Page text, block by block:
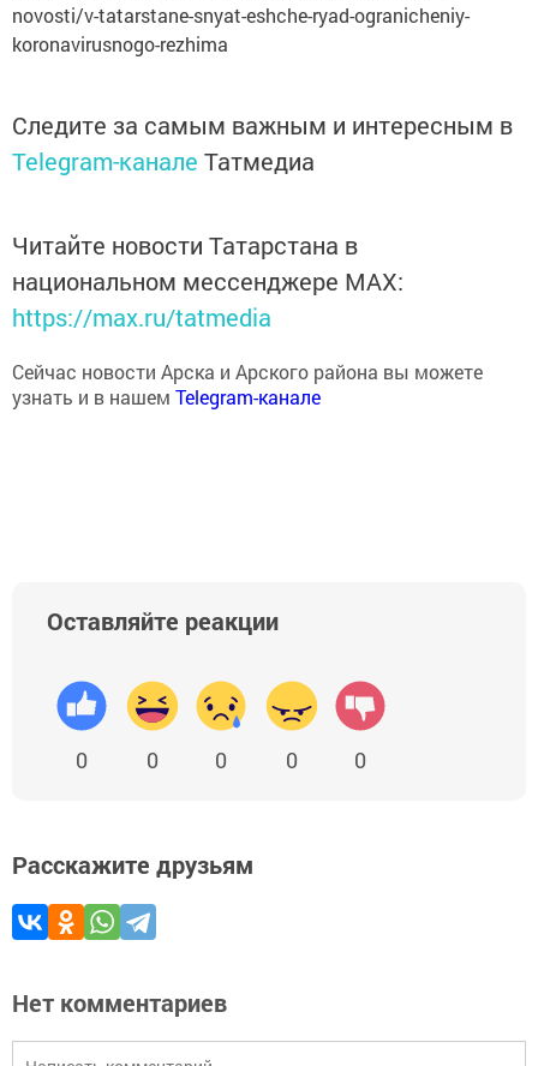
novosti/v-tatarstane-snyat-eshche-ryad-ogranicheniy-
koronavirusnogo-rezhima
Следите за самым важным и интересным в
Telegram-канале Татмедиа
Читайте новости Татарстана в
национальном мессенджере MАХ:
https://max.ru/tatmedia
Сейчас новости Арска и Арского района вы можете
узнать и в нашем Telegram-канале
Оставляйте реакции
0 0 0 0 0
Расскажите друзьям
Нет комментариев